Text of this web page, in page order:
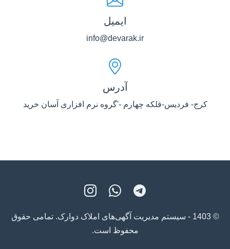
ایمیل
info@devarak.ir
آدرس
کرج- فردیس-فلکه چهارم -'گروه نرم افزاری آسان خرید
© 1403 - سیستم مدیریت آگهی‌های املاک دوارک. تمامی حقوق
محفوظ است.